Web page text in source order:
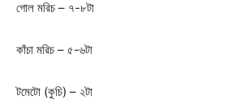
গোল মরিচ – ৭-৮টা
কাঁচা মরিচ – ৫-৬টা
টমেটো (কুচি) – ২টা